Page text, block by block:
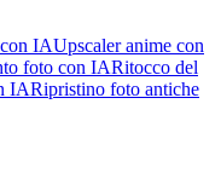
IAUpscaler anime con
foto con IARitocco del
IARipristino foto antiche